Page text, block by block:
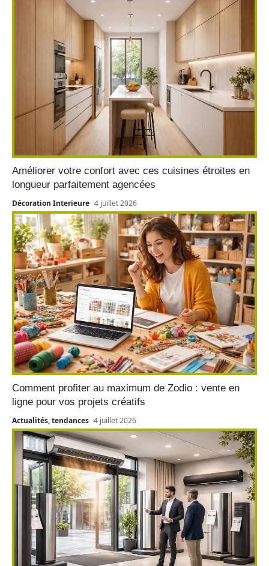
Améliorer votre confort avec ces cuisines étroites en
longueur parfaitement agencées
Décoration Interieure 4 juillet 2026
Comment profiter au maximum de Zodio : vente en
ligne pour vos projets créatifs
Actualités, tendances 4 juillet 2026